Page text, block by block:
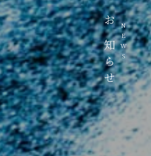
NEWS
お知らせ